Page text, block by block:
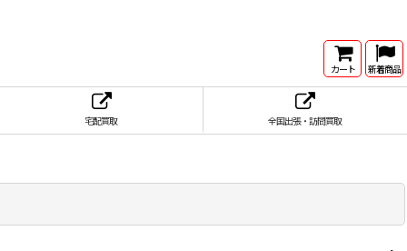
カート 新着商品
宅配買取 全国出張・訪問買取